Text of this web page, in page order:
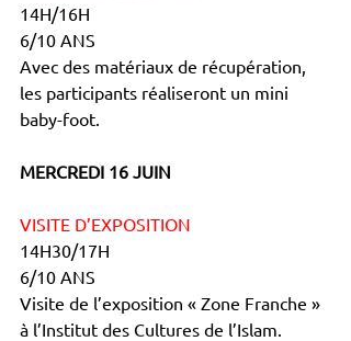
14H/16H
6/10 ANS
Avec des matériaux de récupération,
les participants réaliseront un mini
baby-foot.
MERCREDI 16 JUIN
VISITE D’EXPOSITION
14H30/17H
6/10 ANS
Visite de l’exposition « Zone Franche »
à l’Institut des Cultures de l’Islam.